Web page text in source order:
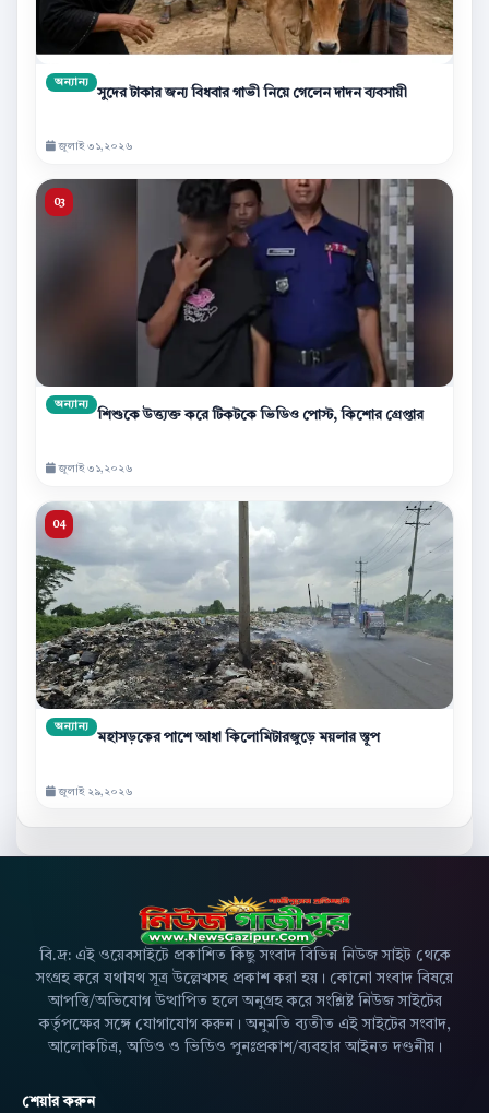
অন্যান্য
সুদের টাকার জন্য বিধবার গাভী নিয়ে গেলেন দাদন ব্যবসায়ী
জুলাই ৩১,২০২৬
অন্যান্য
শিশুকে উত্ত্যক্ত করে টিকটকে ভিডিও পোস্ট, কিশোর গ্রেপ্তার
জুলাই ৩১,২০২৬
অন্যান্য
মহাসড়কের পাশে আধা কিলোমিটারজুড়ে ময়লার স্তূপ
জুলাই ২৯,২০২৬
বি.দ্র: এই ওয়েবসাইটে প্রকাশিত কিছু সংবাদ বিভিন্ন নিউজ সাইট থেকে
সংগ্রহ করে যথাযথ সূত্র উল্লেখসহ প্রকাশ করা হয়। কোনো সংবাদ বিষয়ে
আপত্তি/অভিযোগ উত্থাপিত হলে অনুগ্রহ করে সংশ্লিষ্ট নিউজ সাইটের
কর্তৃপক্ষের সঙ্গে যোগাযোগ করুন। অনুমতি ব্যতীত এই সাইটের সংবাদ,
আলোকচিত্র, অডিও ও ভিডিও পুনঃপ্রকাশ/ব্যবহার আইনত দণ্ডনীয়।
শেয়ার করুন